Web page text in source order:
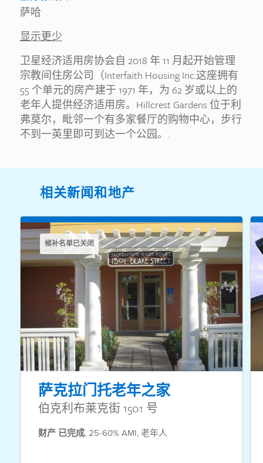
萨哈
显示更少
卫星经济适用房协会自 2018 年 11 月起开始管理
宗教间住房公司（Interfaith Housing Inc.这座拥有
55 个单元的房产建于 1971 年，为 62 岁或以上的
老年人提供经济适用房。Hillcrest Gardens 位于利
弗莫尔，毗邻一个有多家餐厅的购物中心，步行
不到一英里即可到达一个公园。.
相关新闻和地产
候补名单已关闭
萨克拉门托老年之家
伯克利布莱克街 1501 号
财产 已完成,25-60% AMI,老年人